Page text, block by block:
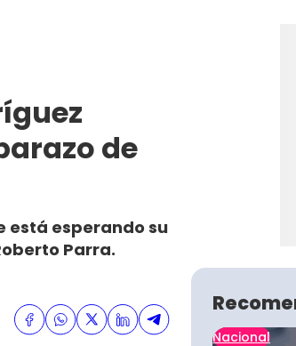
de
está esperando su
Parra.
Nacional